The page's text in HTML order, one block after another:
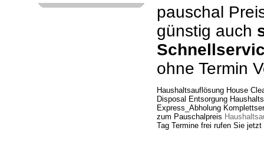
pauschal
günstig auch
ohne Termin
Haushaltsauflösung House
Disposal Entsorgung
Express_Abholung
zum Pauschalpreis
Tag Termine frei rufen Sie